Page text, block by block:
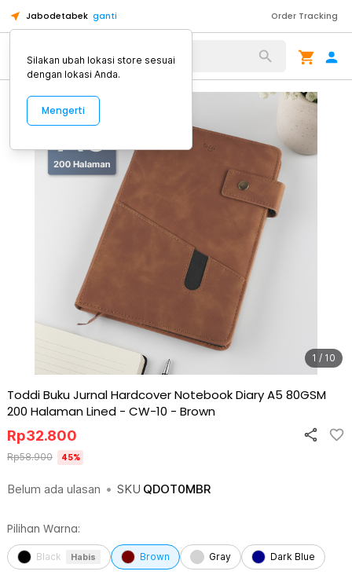
Jabodetabek ganti Order Tracking
Alat Kopi
1 / 10
Toddi Buku Jurnal Hardcover Notebook Diary A5 80GSM
200 Halaman Lined - CW-10 - Brown
Belum ada ulasan • SKU QDOT0MBR
Rp32.800
Rp58.900 45%
Pilihan Warna:
Black Habis Brown Gray Dark Blue
Silakan ubah lokasi store sesuai
dengan lokasi Anda.
Mengerti